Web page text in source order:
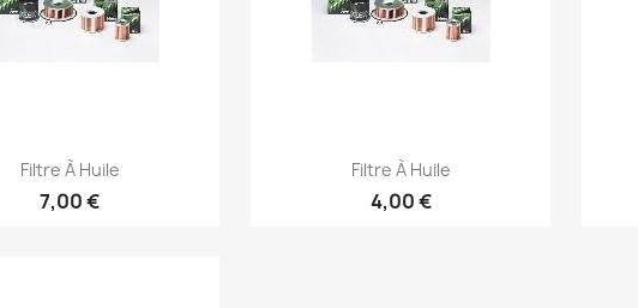
Filtre À Huile
7,00 €
Aperçu rapide Filtre À Huile
4,00 €
Aperçu rapide